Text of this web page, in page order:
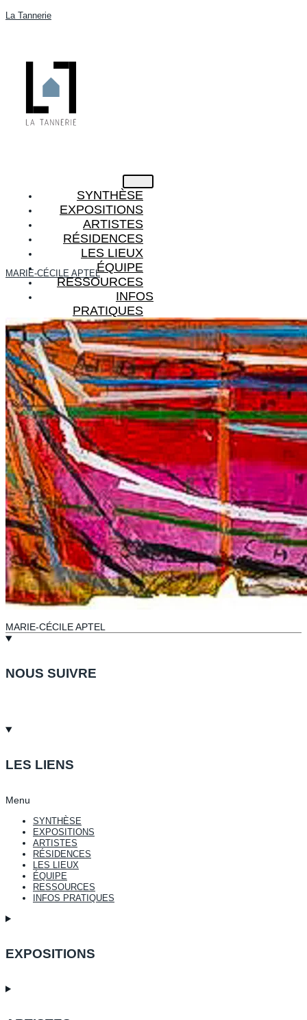
La Tannerie
SYNTHÈSE
EXPOSITIONS
ARTISTES
RÉSIDENCES
LES LIEUX
ÉQUIPE
RESSOURCES
INFOS
PRATIQUES
X
MARIE-CÉCILE APTEL
MARIE-CÉCILE APTEL
NOUS SUIVRE
LES LIENS
Menu
SYNTHÈSE
EXPOSITIONS
ARTISTES
RÉSIDENCES
LES LIEUX
ÉQUIPE
RESSOURCES
INFOS PRATIQUES
EXPOSITIONS